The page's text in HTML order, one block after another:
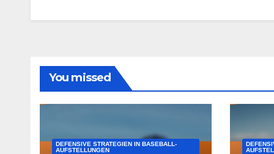
You missed
DEFENSIVE STRATEGIEN IN BASEBALL-
AUFSTELLUNGEN